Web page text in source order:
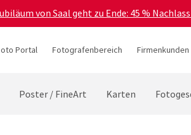
von Saal geht zu Ende: 45 %
Portal Fotografenbereich Firmenkunden
Poster / FineArt Karten